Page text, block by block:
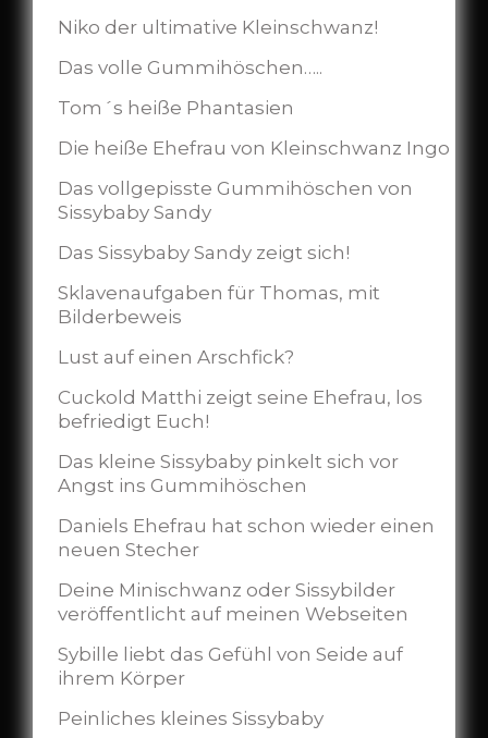
Niko der ultimative Kleinschwanz!
Das volle Gummihöschen…..
Tom´s heiße Phantasien
Die heiße Ehefrau von Kleinschwanz Ingo
Das vollgepisste Gummihöschen von
Sissybaby Sandy
Das Sissybaby Sandy zeigt sich!
Sklavenaufgaben für Thomas, mit
Bilderbeweis
Lust auf einen Arschfick?
Cuckold Matthi zeigt seine Ehefrau, los
befriedigt Euch!
Das kleine Sissybaby pinkelt sich vor
Angst ins Gummihöschen
Daniels Ehefrau hat schon wieder einen
neuen Stecher
Deine Minischwanz oder Sissybilder
veröffentlicht auf meinen Webseiten
Sybille liebt das Gefühl von Seide auf
ihrem Körper
Peinliches kleines Sissybaby